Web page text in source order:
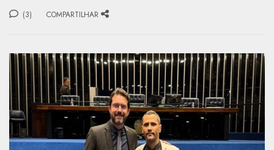
(3) COMPARTILHAR